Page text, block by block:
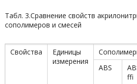
Табл. 3.Сравнение свойств
сополимеров и смесей
Свойства
Единицы
измерения
ABS
ffi